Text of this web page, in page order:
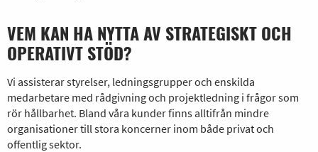
VEM KAN HA NYTTA AV STRATEGISKT OCH
OPERATIVT STÖD?
Vi assisterar styrelser, ledningsgrupper och enskilda
medarbetare med rådgivning och projektledning i frågor som
rör hållbarhet. Bland våra kunder finns alltifrån mindre
organisationer till stora koncerner inom både privat och
offentlig sektor.